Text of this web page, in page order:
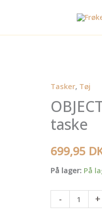
Tasker, Tøj
taske
699,95
På lager: På
-
OBJECT
Loui
ruskind
taske
+